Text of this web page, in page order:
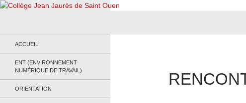
ACCUEIL
ENT (ENVIRONNEMENT
NUMÉRIQUE DE TRAVAIL)
ORIENTATION